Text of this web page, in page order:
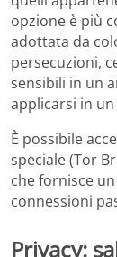
opzione è più
adottata da
persecuzioni,
sensibili in un
applicarsi in
È possibile
speciale (Tor
che fornisce
connessioni
Privacy: